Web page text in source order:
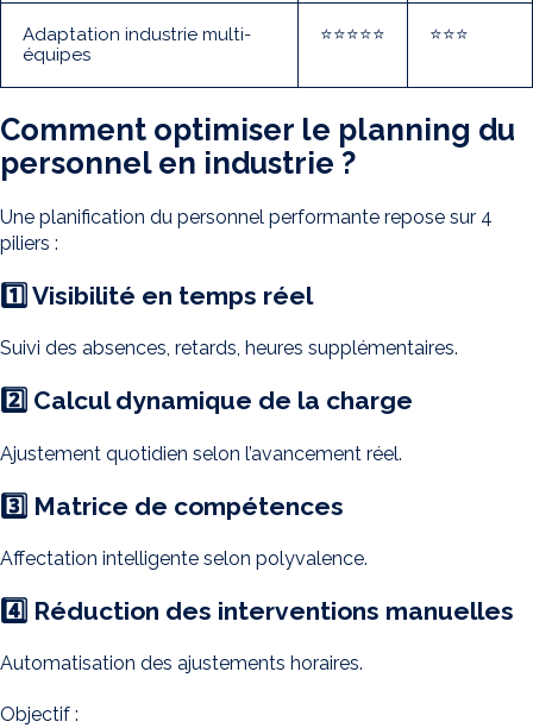
Adaptation industrie multi-
équipes
⭐⭐⭐⭐⭐ ⭐⭐⭐
Comment optimiser le planning du
personnel en industrie ?
Une planification du personnel performante repose sur 4
piliers :
1️⃣ Visibilité en temps réel
Suivi des absences, retards, heures supplémentaires.
2️⃣ Calcul dynamique de la charge
Ajustement quotidien selon l’avancement réel.
3️⃣ Matrice de compétences
Affectation intelligente selon polyvalence.
4️⃣ Réduction des interventions manuelles
Automatisation des ajustements horaires.
Objectif :